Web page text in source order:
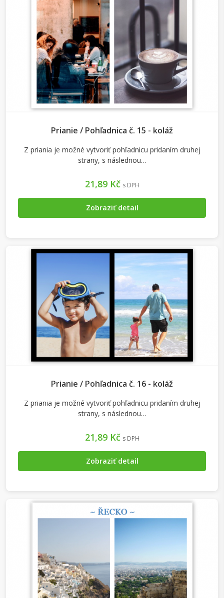
Prianie / Pohľadnica č. 15 - koláž
Z priania je možné vytvoriť pohľadnicu pridaním druhej
strany, s následnou…
21,89 Kč s DPH
Zobraziť detail
Prianie / Pohľadnica č. 16 - koláž
Z priania je možné vytvoriť pohľadnicu pridaním druhej
strany, s následnou…
21,89 Kč s DPH
Zobraziť detail